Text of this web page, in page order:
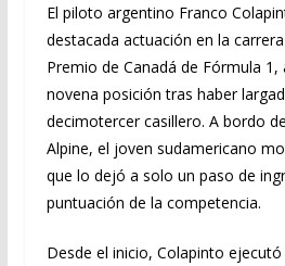
El piloto argentino Franco
destacada actuación en la
Premio de Canadá de Fórmula 1,
novena posición tras haber
decimotercer casillero. A bordo
Alpine, el joven sudamericano
que lo dejó a solo un paso de
puntuación de la competencia.
Desde el inicio, Colapinto